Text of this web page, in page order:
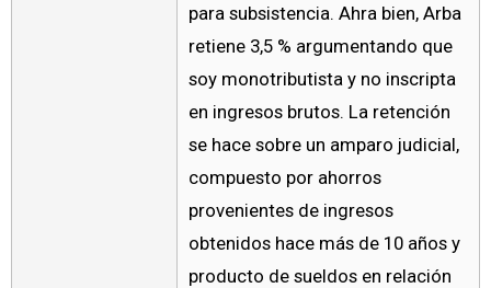
para subsistencia. Ahra bien, Arba
retiene 3,5 % argumentando que
soy monotributista y no inscripta
en ingresos brutos. La retención
se hace sobre un amparo judicial,
compuesto por ahorros
provenientes de ingresos
obtenidos hace más de 10 años y
producto de sueldos en relación